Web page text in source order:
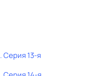
. Серия 13-я